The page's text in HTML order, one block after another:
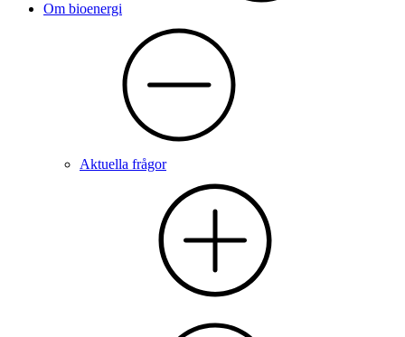
Om bioenergi
Aktuella frågor